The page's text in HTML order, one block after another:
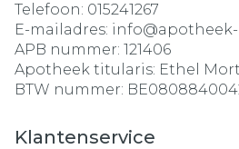
Telefoon: 015241267
E-mailadres: info@
APB nummer: 121406
Apotheek titularis: Ethel
BTW nummer:
Klantenservice